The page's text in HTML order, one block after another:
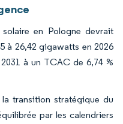
en Pologne devrait
à 26,42 gigawatts en 2026
à un TCAC de 6,74 %
transition stratégique du
par les calendriers